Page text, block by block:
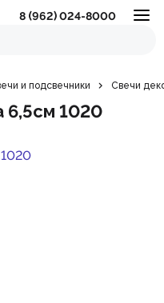
8 (962) 024-8000
и подсвечники Свечи
6,5см 1020